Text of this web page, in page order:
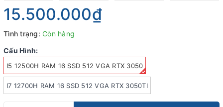
15.500.000₫
Tình trạng: Còn hàng
Cấu Hình:
I5 12500H RAM 16 SSD 512 VGA RTX 3050
I7 12700H RAM 16 SSD 512 VGA RTX 3050TI